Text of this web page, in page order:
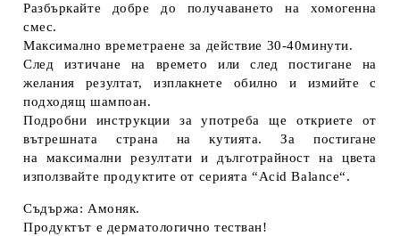
Разбъркайте добре до получаването на хомогенна
смес.
Максимално времетраене за действие 30-40минути.
След изтичане на времето или след постигане на
желания резултат, изплакнете обилно и измийте с
подходящ шампоан.
Подробни инструкции за употреба ще откриете от
вътрешната страна на кутията. За постигане
на максимални резултати и дълготрайност на цвета
използвайте продуктите от серията “Acid Balance“.
Съдържа: Амоняк.
Продуктът е дерматологично тестван!